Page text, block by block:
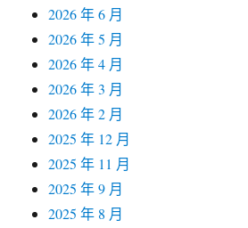
2026 年 6 月
2026 年 5 月
2026 年 4 月
2026 年 3 月
2026 年 2 月
2025 年 12 月
2025 年 11 月
2025 年 9 月
2025 年 8 月